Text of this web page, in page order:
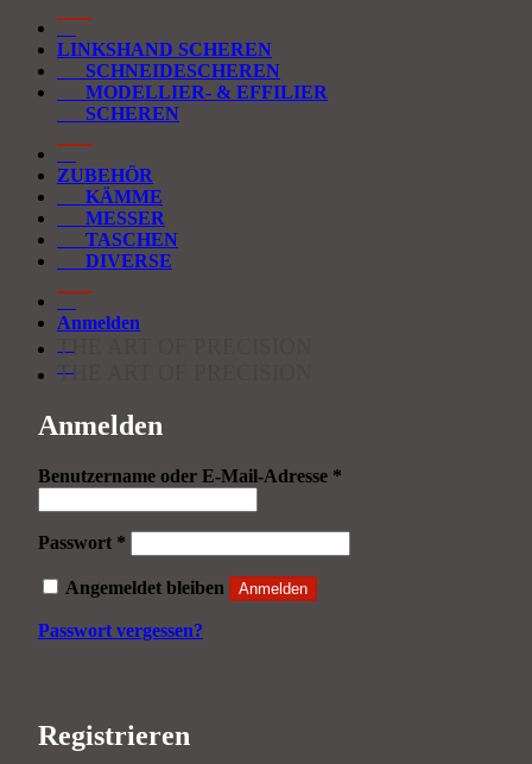
LINKSHAND SCHEREN
SCHNEIDESCHEREN
MODELLIER- & EFFILIER
SCHEREN
ZUBEHÖR
KÄMME
MESSER
TASCHEN
DIVERSE
Anmelden
THE ART OF PRECISION
THE ART OF PRECISION
Anmelden
Benutzername oder E-Mail-Adresse *Erforderlich
Passwort *Erforderlich
Angemeldet bleiben Anmelden
Passwort vergessen?
Registrieren